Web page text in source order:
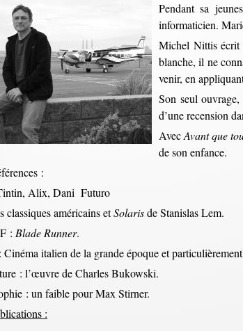
Pendant sa
informaticien.
Michel Nittis écrit
blanche, il ne
venir, en
Son seul
d’une recension
AvecAvant que
de son enfance.
:
Alix, Dani Futuro
classiques américains etSolarisde Stanislas Lem.
: Blade Runner.
italien de la grande époque et particulièrement
: l’œuvre de Charles Bukowski.
: un faible pour Max Stirner.
: